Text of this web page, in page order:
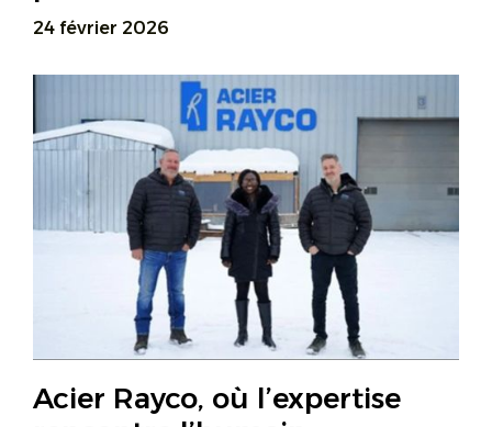
24 février 2026
Acier Rayco, où l’expertise